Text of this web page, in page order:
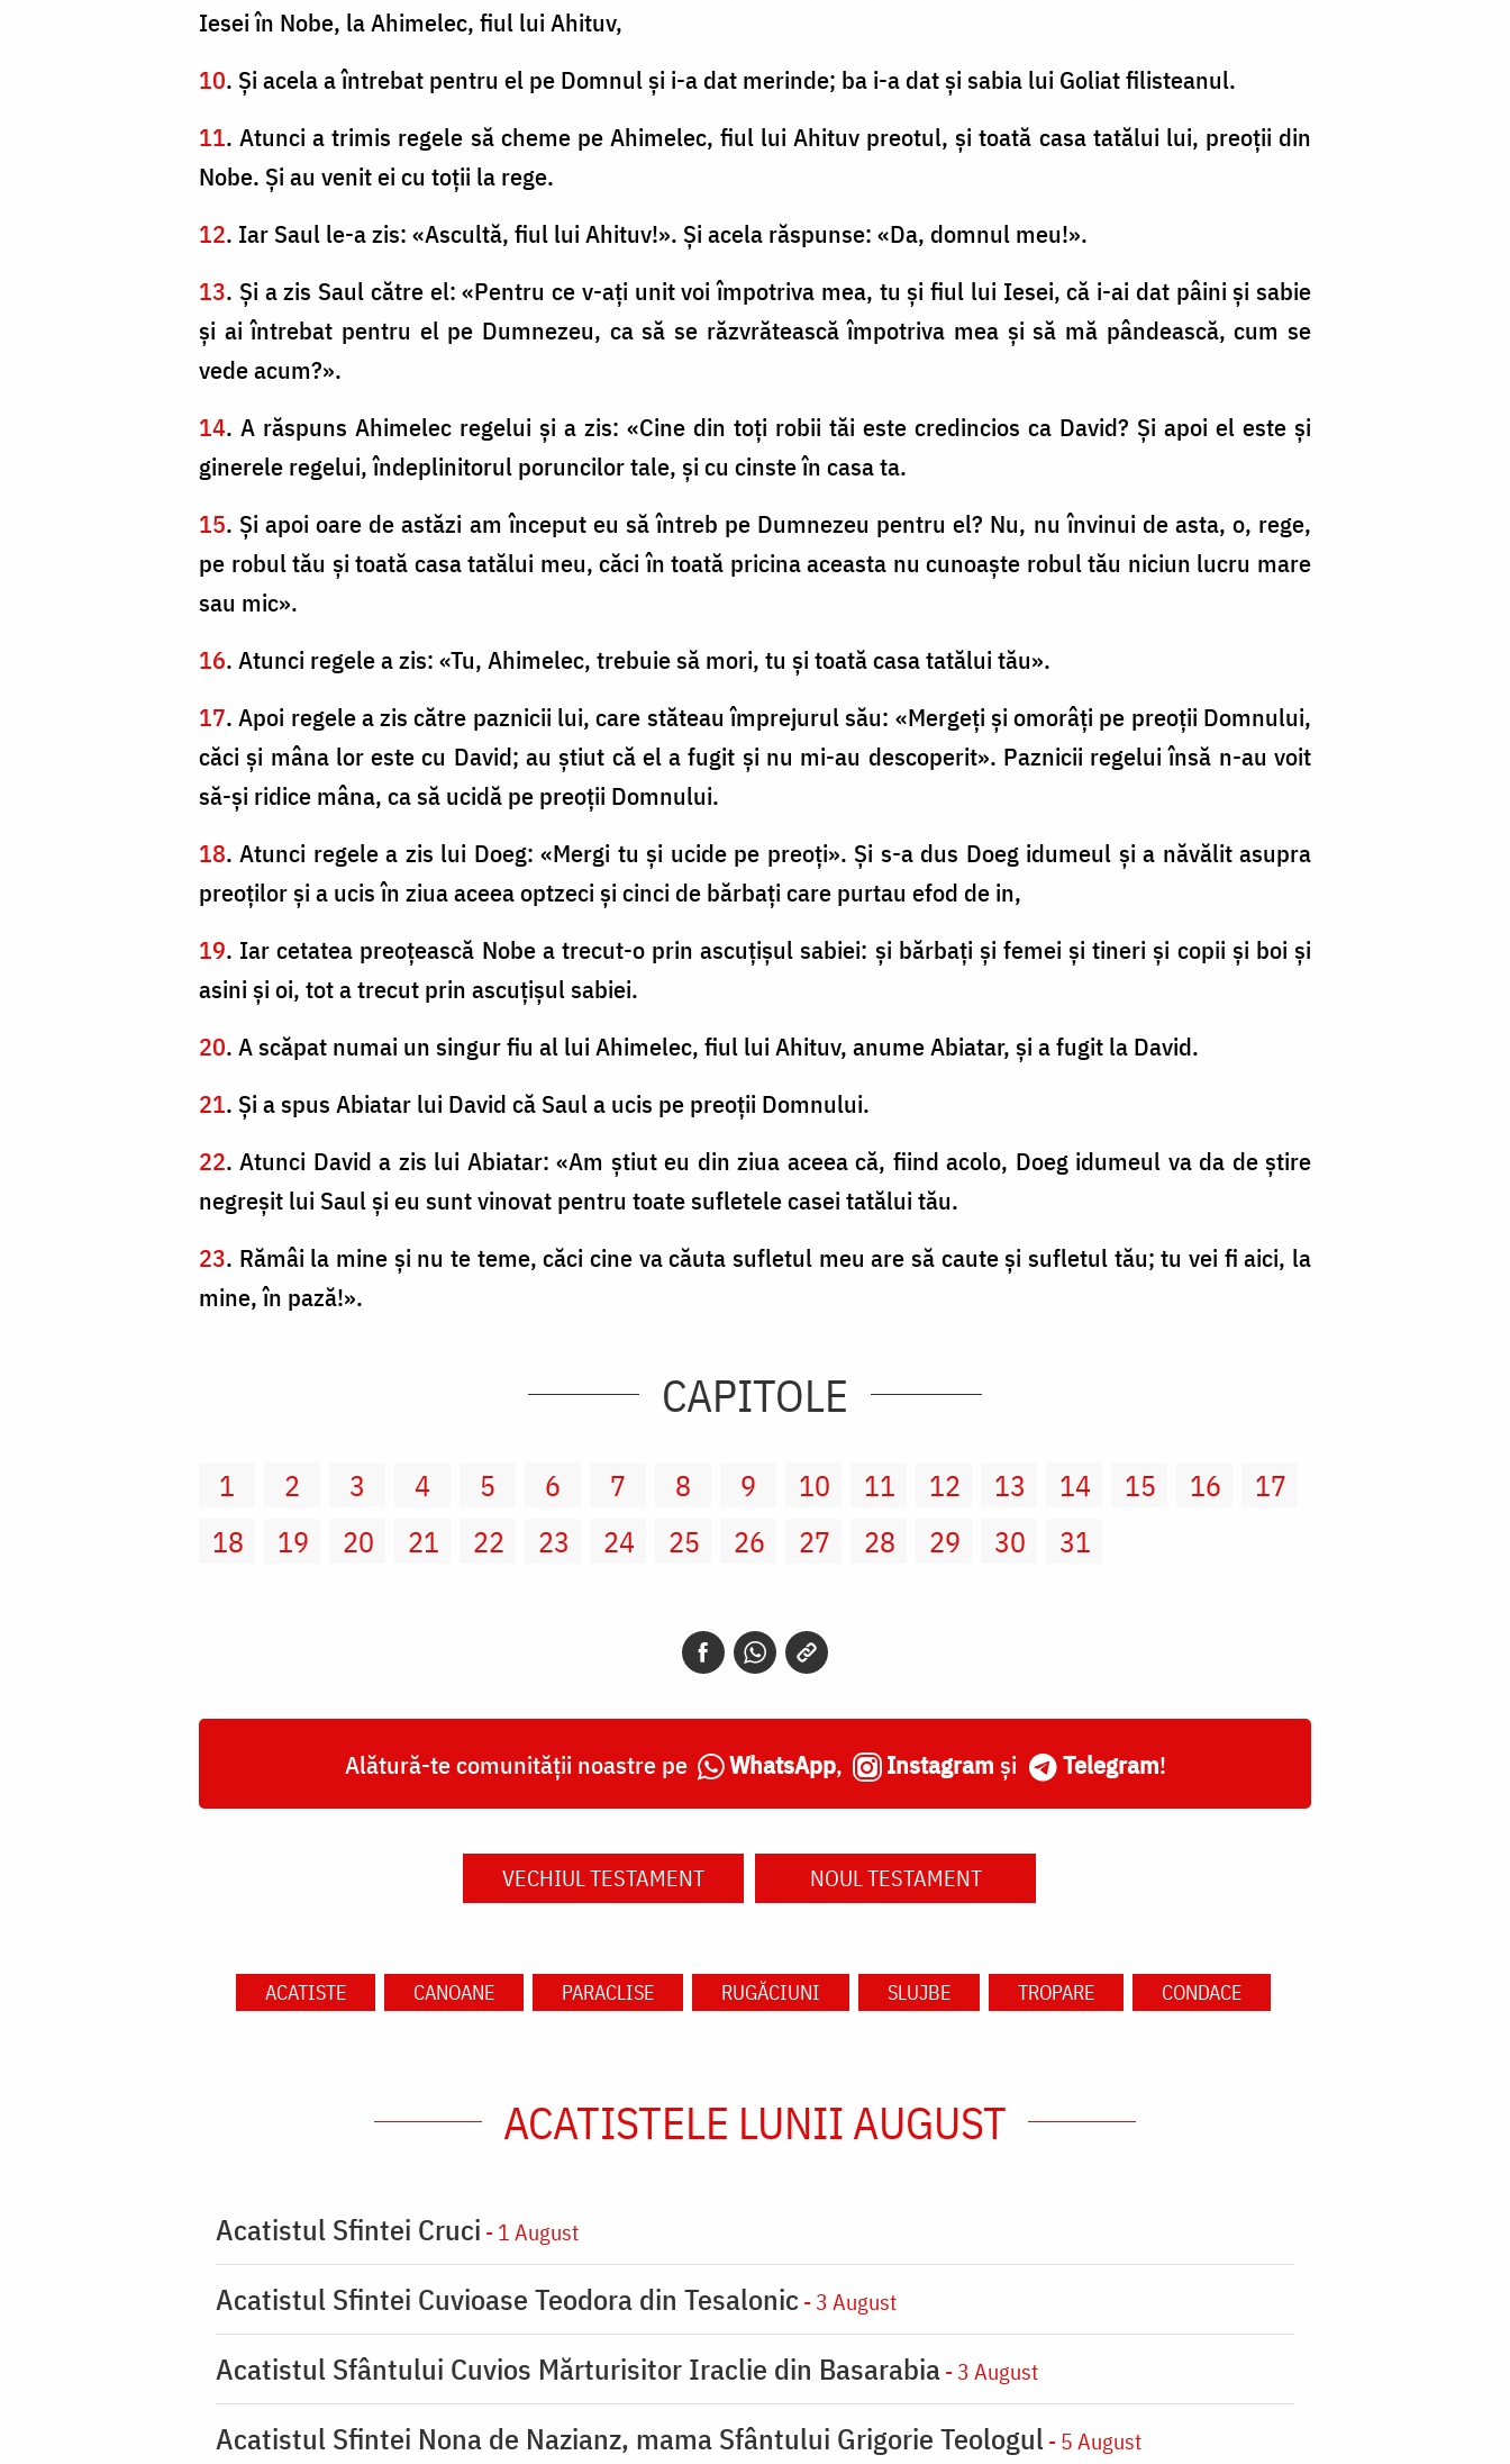
Iesei în Nobe, la Ahimelec, fiul lui Ahituv,
10. Şi acela a întrebat pentru el pe Domnul şi i-a dat merinde; ba i-a dat şi sabia lui Goliat filisteanul.
11. Atunci a trimis regele să cheme pe Ahimelec, fiul lui Ahituv preotul, şi toată casa tatălui lui, preoţii din
Nobe. Şi au venit ei cu toţii la rege.
12. Iar Saul le-a zis: «Ascultă, fiul lui Ahituv!». Şi acela răspunse: «Da, domnul meu!».
13. Şi a zis Saul către el: «Pentru ce v-ați unit voi împotriva mea, tu şi fiul lui Iesei, că i-ai dat pâini şi sabie
şi ai întrebat pentru el pe Dumnezeu, ca să se răzvrătească împotriva mea şi să mă pândească, cum se
vede acum?».
14. A răspuns Ahimelec regelui şi a zis: «Cine din toţi robii tăi este credincios ca David? Şi apoi el este şi
ginerele regelui, îndeplinitorul poruncilor tale, şi cu cinste în casa ta.
15. Şi apoi oare de astăzi am început eu să întreb pe Dumnezeu pentru el? Nu, nu învinui de asta, o, rege,
pe robul tău şi toată casa tatălui meu, căci în toată pricina aceasta nu cunoaşte robul tău niciun lucru mare
sau mic».
16. Atunci regele a zis: «Tu, Ahimelec, trebuie să mori, tu şi toată casa tatălui tău».
17. Apoi regele a zis către paznicii lui, care stăteau împrejurul său: «Mergeţi şi omorâţi pe preoţii Domnului,
căci şi mâna lor este cu David; au ştiut că el a fugit şi nu mi-au descoperit». Paznicii regelui însă n-au voit
să-şi ridice mâna, ca să ucidă pe preoţii Domnului.
18. Atunci regele a zis lui Doeg: «Mergi tu şi ucide pe preoţi». Şi s-a dus Doeg idumeul şi a năvălit asupra
preoţilor şi a ucis în ziua aceea optzeci şi cinci de bărbaţi care purtau efod de in,
19. Iar cetatea preoţească Nobe a trecut-o prin ascuţişul sabiei: şi bărbaţi şi femei şi tineri şi copii şi boi şi
asini şi oi, tot a trecut prin ascuţişul sabiei.
20. A scăpat numai un singur fiu al lui Ahimelec, fiul lui Ahituv, anume Abiatar, şi a fugit la David.
21. Şi a spus Abiatar lui David că Saul a ucis pe preoţii Domnului.
22. Atunci David a zis lui Abiatar: «Am ştiut eu din ziua aceea că, fiind acolo, Doeg idumeul va da de ştire
negreşit lui Saul şi eu sunt vinovat pentru toate sufletele casei tatălui tău.
23. Rămâi la mine şi nu te teme, căci cine va căuta sufletul meu are să caute şi sufletul tău; tu vei fi aici, la
mine, în pază!».
CAPITOLE
1 2 3 4 5 6 7 8 9 10 11 12 13 14 15 16
17
18
19 20 21 22 23 24 25 26 27 28 29 30 31
Alătură-te comunității noastre pe WhatsApp, Instagram și Telegram!
VECHIUL TESTAMENT NOUL TESTAMENT
ACATISTE CANOANE PARACLISE RUGĂCIUNI SLUJBE TROPARE CONDACE
ACATISTELE LUNII AUGUST
Acatistul Sfintei Cruci - 1 August
Acatistul Sfintei Cuvioase Teodora din Tesalonic - 3 August
Acatistul Sfântului Cuvios Mărturisitor Iraclie din Basarabia- 3 August
Acatistul Sfintei Nona de Nazianz, mama Sfântului Grigorie Teologul - 5 August